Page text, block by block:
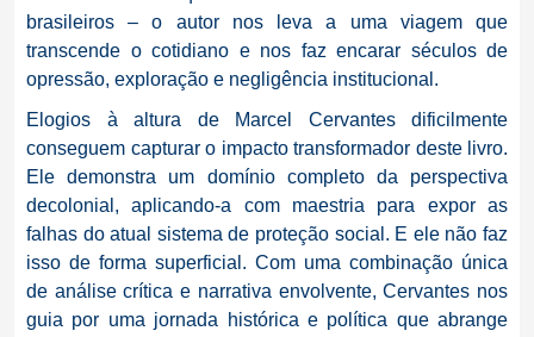
brasileiros – o autor nos leva a uma viagem que
transcende o cotidiano e nos faz encarar séculos de
opressão, exploração e negligência institucional.
Elogios à altura de Marcel Cervantes dificilmente
conseguem capturar o impacto transformador deste livro.
Ele demonstra um domínio completo da perspectiva
decolonial, aplicando-a com maestria para expor as
falhas do atual sistema de proteção social. E ele não faz
isso de forma superficial. Com uma combinação única
de análise crítica e narrativa envolvente, Cervantes nos
guia por uma jornada histórica e política que abrange